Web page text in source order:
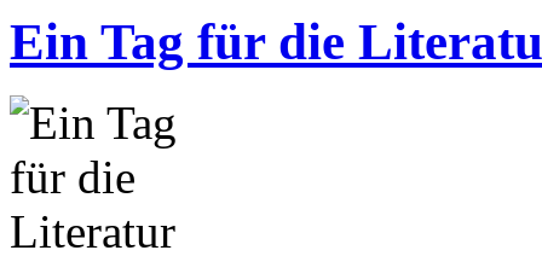
Ein Tag für die